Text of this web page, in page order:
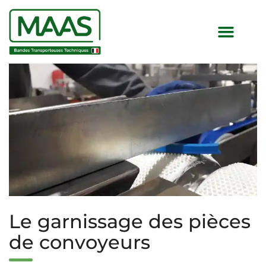
Le garnissage des pièces
de convoyeurs